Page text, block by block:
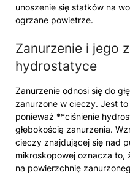
unoszenie się statków na
ogrzane powietrze.
Zanurzenie i jego
hydrostatyce
Zanurzenie odnosi się do
zanurzone w cieczy. Jest
ponieważ **ciśnienie
głębokością zanurzenia.
cieczy znajdującej się nad
mikroskopowej oznacza
na powierzchnię